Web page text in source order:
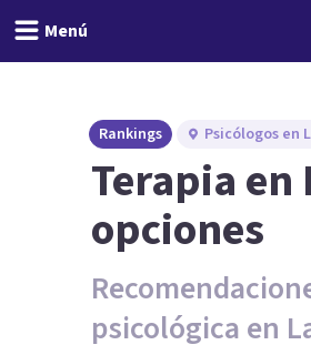
Menú
Rankings Psicólogos en
Terapia en
opciones
psicológica en